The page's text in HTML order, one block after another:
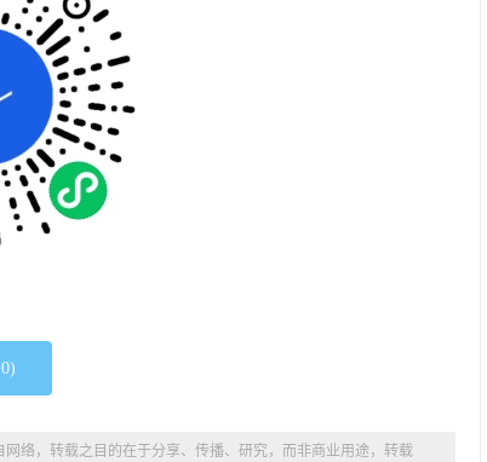
0)
络，转载之目的在于分享、传播、研究，而非商业用途，转载